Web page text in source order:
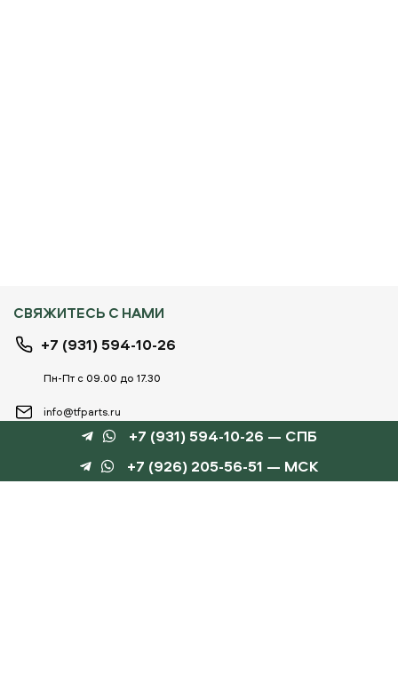
СВЯЖИТЕСЬ С НАМИ
+7 (931) 594-10-26
Пн-Пт с 09.00 до 17.30
info@tfparts.ru
ТЕХНОБОКС
+7 (931) 594-10-26 — СПБ
+7 (926) 205-56-51 — МСК